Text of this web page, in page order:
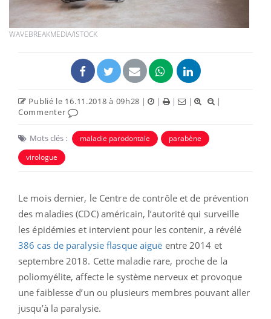
WAVEBREAKMEDIA/ISTOCK
Publié le 16.11.2018 à 09h28 | | | |
|
Commenter
Mots clés : maladie parodontale
parabène
virologue
Le mois dernier, le Centre de contrôle et de prévention
des maladies (CDC) américain, l’autorité qui surveille
les épidémies et intervient pour les contenir, a révélé
386 cas de paralysie flasque aiguë entre 2014 et
septembre 2018. Cette maladie rare, proche de la
poliomyélite, affecte le système nerveux et provoque
une faiblesse d’un ou plusieurs membres pouvant aller
jusqu’à la paralysie.